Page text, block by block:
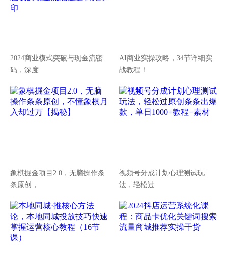
2024商业模式突破与现金流密
码，深度
AI商业实操攻略，34节详细实
战教程！
象棋掘金项目2.0，无脑操作条
条原创，
视频号分成计划心理测试玩
法，轻松过